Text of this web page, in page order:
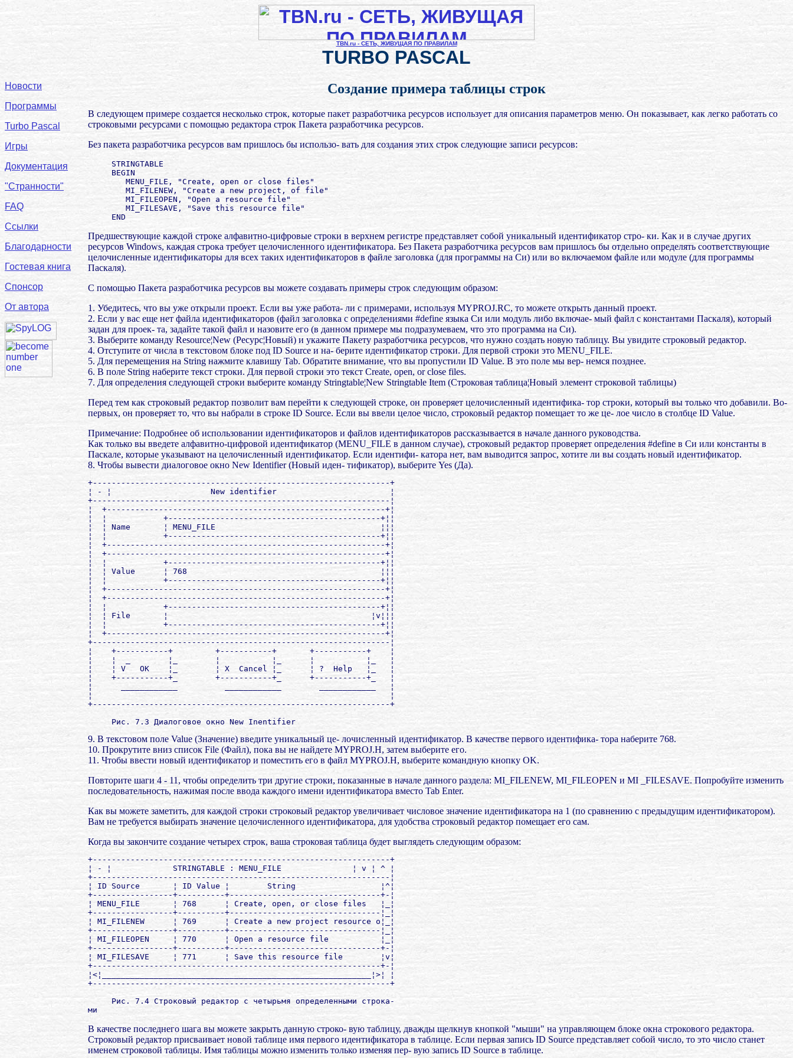
TBN.ru - СЕТЬ, ЖИВУЩАЯ ПО ПРАВИЛАМ
TURBO PASCAL
Новости
Программы
Turbo Pascal
Игры
Документация
"Странности"
FAQ
Ссылки
Благодарности
Гостевая книга
Спонсор
От автора
Создание примера таблицы строк
В следующем примере создается несколько строк, которые пакет разработчика ресурсов использует для описания параметров меню. Он показывает, как легко работать со
строковыми ресурсами с помощью редактора строк Пакета разработчика ресурсов.
Без пакета разработчика ресурсов вам пришлось бы использо- вать для создания этих строк следующие записи ресурсов:
     STRINGTABLE
     BEGIN
        MENU_FILE, "Create, open or close files"
        MI_FILENEW, "Create a new project, of file"
        MI_FILEOPEN, "Open a resource file"
        MI_FILESAVE, "Save this resource file"
Предшествующие каждой строке алфавитно-цифровые строки в верхнем регистре представляет собой уникальный идентификатор стро- ки. Как и в случае других
ресурсов Windows, каждая строка требует целочисленного идентификатора. Без Пакета разработчика ресурсов вам пришлось бы отдельно определять соответствующие
целочисленные идентификаторы для всех таких идентификаторов в файле заголовка (для программы на Си) или во включаемом файле или модуле (для программы
Паскаля).
С помощью Пакета разработчика ресурсов вы можете создавать примеры строк следующим образом:
1. Убедитесь, что вы уже открыли проект. Если вы уже работа- ли с примерами, используя MYPROJ.RC, то можете открыть данный проект.
2. Если у вас еще нет файла идентификаторов (файл заголовка с определениями #define языка Си или модуль либо включае- мый файл с константами Паскаля), который
задан для проек- та, задайте такой файл и назовите его (в данном примере мы подразумеваем, что это программа на Си).
3. Выберите команду Resource¦New (Ресурс¦Новый) и укажите Пакету разработчика ресурсов, что нужно создать новую таблицу. Вы увидите строковый редактор.
4. Отступите от числа в текстовом блоке под ID Source и на- берите идентификатор строки. Для первой строки это MENU_FILE.
5. Для перемещения на String нажмите клавишу Tab. Обратите внимание, что вы пропустили ID Value. В это поле мы вер- немся позднее.
6. В поле String наберите текст строки. Для первой строки это текст Create, open, or close files.
7. Для определения следующей строки выберите команду Stringtable¦New Stringtable Item (Строковая таблица¦Новый элемент строковой таблицы)
Перед тем как строковый редактор позволит вам перейти к следующей строке, он проверяет целочисленный идентифика- тор строки, который вы только что добавили. Во-
первых, он проверяет то, что вы набрали в строке ID Source. Если вы ввели целое число, строковый редактор помещает то же це- лое число в столбце ID Value.
Примечание: Подробнее об использовании идентификаторов и файлов идентификаторов рассказывается в начале данного руководства.
Как только вы введете алфавитно-цифровой идентификатор (MENU_FILE в данном случае), строковый редактор проверяет определения #define в Си или константы в
Паскале, которые указывают на целочисленный идентификатор. Если идентифи- катора нет, вам выводится запрос, хотите ли вы создать новый идентификатор.
8. Чтобы вывести диалоговое окно New Identifier (Новый иден- тификатор), выберите Yes (Да).
+---------------------------------------------------------------+
¦ - ¦                     New identifier                        ¦
+---------------------------------------------------------------¦
¦  +-----------------------------------------------------------+¦
¦  ¦            +---------------------------------------------+¦¦
¦  ¦ Name       ¦ MENU_FILE                                   ¦¦¦
¦  ¦            +---------------------------------------------+¦¦
¦  +-----------------------------------------------------------+¦
¦  +-----------------------------------------------------------+¦
¦  ¦            +---------------------------------------------+¦¦
¦  ¦ Value      ¦ 768                                         ¦¦¦
¦  ¦            +---------------------------------------------+¦¦
¦  +-----------------------------------------------------------+¦
¦  +-----------------------------------------------------------+¦
¦  ¦            +---------------------------------------------+¦¦
¦  ¦ File       ¦                                           ¦v¦¦¦
¦  ¦            +---------------------------------------------+¦¦
¦  +-----------------------------------------------------------+¦
+---------------------------------------------------------------¦
¦    +-----------+         +-----------+       +-----------+    ¦
¦    ¦  _        ¦_        ¦           ¦_      ¦           ¦_   ¦
¦    ¦ V   OK    ¦_        ¦ X  Cancel ¦_      ¦ ?  Help   ¦_   ¦
¦    +-----------+_        +-----------+_      +-----------+_   ¦
¦      ____________          ____________        ____________   ¦
¦                                                               ¦
+---------------------------------------------------------------+
9. В текстовом поле Value (Значение) введите уникальный це- лочисленный идентификатор. В качестве первого идентифика- тора наберите 768.
10. Прокрутите вниз список File (Файл), пока вы не найдете MYPROJ.H, затем выберите его.
11. Чтобы ввести новый идентификатор и поместить его в файл MYPROJ.H, выберите командную кнопку OK.
Повторите шаги 4 - 11, чтобы определить три другие строки, показанные в начале данного раздела: MI_FILENEW, MI_FILEOPEN и MI _FILESAVE. Попробуйте изменить
последовательность, нажимая после ввода каждого имени идентификатора вместо Tab Enter.
Как вы можете заметить, для каждой строки строковый редактор увеличивает числовое значение идентификатора на 1 (по сравнению с предыдущим идентификатором).
Вам не требуется выбирать значение целочисленного идентификатора, для удобства строковый редактор помещает его сам.
Когда вы закончите создание четырех строк, ваша строковая таблица будет выглядеть следующим образом:
+---------------------------------------------------------------+
¦ - ¦             STRINGTABLE : MENU_FILE               ¦ v ¦ ^ ¦
+---------------------------------------------------------------¦
¦ ID Source       ¦ ID Value ¦        String                  ¦^¦
+-----------------+----------+--------------------------------+-¦
¦ MENU_FILE       ¦ 768      ¦ Create, open, or close files   ¦_¦
+-----------------+----------+--------------------------------¦_¦
¦ MI_FILENEW      ¦ 769      ¦ Create a new project resource o¦_¦
+-----------------+----------+--------------------------------¦_¦
¦ MI_FILEOPEN     ¦ 770      ¦ Open a resource file           ¦_¦
+-----------------+----------+--------------------------------+-¦
¦ MI_FILESAVE     ¦ 771      ¦ Save this resource file        ¦v¦
+-------------------------------------------------------------+-¦
¦<¦_________________________________________________________¦>¦ ¦
+---------------------------------------------------------------+
     Рис. 7.4 Строковый редактор с четырьмя определенными строка-
В качестве последнего шага вы можете закрыть данную строко- вую таблицу, дважды щелкнув кнопкой "мыши" на управляющем блоке окна строкового редактора.
Строковый редактор присваивает новой таблице имя первого идентификатора в таблице. Если первая запись ID Source представляет собой число, то это число станет
именем строковой таблицы. Имя таблицы можно изменить только изменяя пер- вую запись ID Source в таблице.